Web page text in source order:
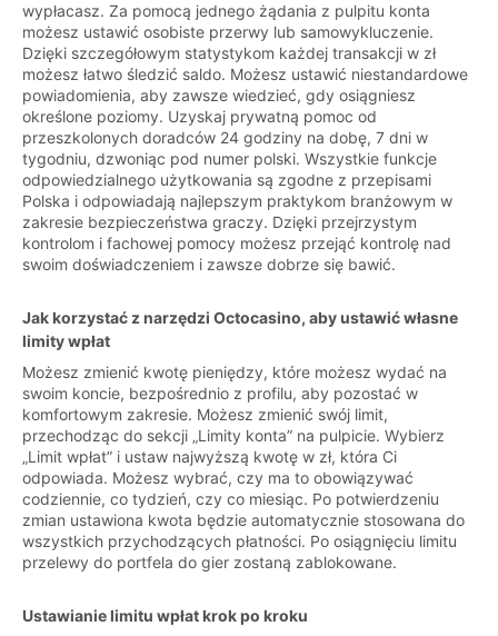
wypłacasz. Za pomocą jednego żądania z pulpitu konta
możesz ustawić osobiste przerwy lub samowykluczenie.
Dzięki szczegółowym statystykom każdej transakcji w zł
możesz łatwo śledzić saldo. Możesz ustawić niestandardowe
powiadomienia, aby zawsze wiedzieć, gdy osiągniesz
określone poziomy. Uzyskaj prywatną pomoc od
przeszkolonych doradców 24 godziny na dobę, 7 dni w
tygodniu, dzwoniąc pod numer polski. Wszystkie funkcje
odpowiedzialnego użytkowania są zgodne z przepisami
Polska i odpowiadają najlepszym praktykom branżowym w
zakresie bezpieczeństwa graczy. Dzięki przejrzystym
kontrolom i fachowej pomocy możesz przejąć kontrolę nad
swoim doświadczeniem i zawsze dobrze się bawić.
Jak korzystać z narzędzi Octocasino, aby ustawić własne
limity wpłat
Możesz zmienić kwotę pieniędzy, które możesz wydać na
swoim koncie, bezpośrednio z profilu, aby pozostać w
komfortowym zakresie. Możesz zmienić swój limit,
przechodząc do sekcji „Limity konta” na pulpicie. Wybierz
„Limit wpłat” i ustaw najwyższą kwotę w zł, która Ci
odpowiada. Możesz wybrać, czy ma to obowiązywać
codziennie, co tydzień, czy co miesiąc. Po potwierdzeniu
zmian ustawiona kwota będzie automatycznie stosowana do
wszystkich przychodzących płatności. Po osiągnięciu limitu
przelewy do portfela do gier zostaną zablokowane.
Ustawianie limitu wpłat krok po kroku